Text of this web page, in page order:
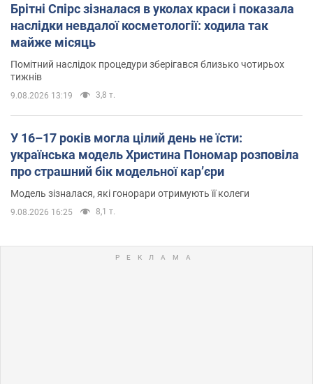
Брітні Спірс зізналася в уколах краси і показала
наслідки невдалої косметології: ходила так
майже місяць
Помітний наслідок процедури зберігався близько чотирьох
тижнів
9.08.2026 13:19 3,8 т.
У 16–17 років могла цілий день не їсти:
українська модель Христина Пономар розповіла
про страшний бік модельної кар’єри
Модель зізналася, які гонорари отримують її колеги
9.08.2026 16:25 8,1 т.